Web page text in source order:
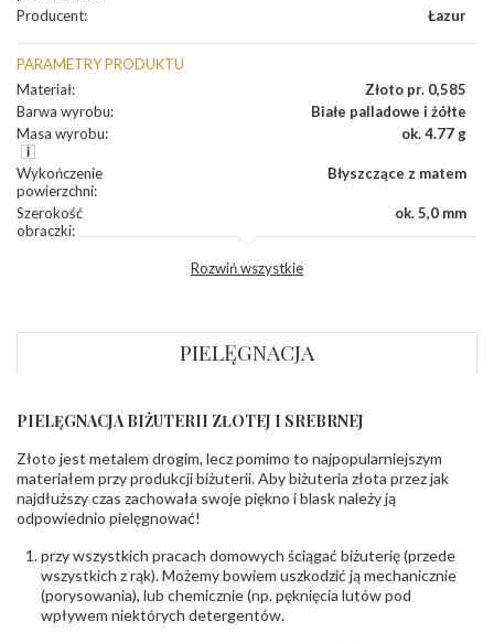
Producent: Łazur
PARAMETRY PRODUKTU
Materiał:
Złoto pr. 0,585
Barwa wyrobu:
Białe palladowe i żółte
Masa wyrobu: ok. 4.77 g
Wykończenie
powierzchni:
Błyszczące z matem
Szerokość
obrączki:
ok. 5,0 mm
INNE PARAMETRY
Producent
odpowiedzialny:
Łazur sp.j. Kowalowy 134 38-200 Jasło; NIP:
6850004631; tel.13 44 56 100;
biuro@obraczki.pl ,PZ Stelmach Sp. z o.o. ul.
Północna 22 45-805 Opole; NIP 7542889545;
Tel. +48 77 54 90 100; biuro@stelmach.pl
Bezpieczeństwo
- rodzaj
ostrzeżenia:
Nie nadaje się dla dzieci w wieku poniżej 3 lat
, Elementy w wyrobie wykonane z białego złota
zawierają nikiel
Rozwiń wszystkie
PIELĘGNACJA
PIELĘGNACJA BIŻUTERII ZŁOTEJ I SREBRNEJ
Złoto jest metalem drogim, lecz pomimo to najpopularniejszym
materiałem przy produkcji biżuterii. Aby biżuteria złota przez jak
najdłuższy czas zachowała swoje piękno i blask należy ją
odpowiednio pielęgnować!
przy wszystkich pracach domowych ściągać biżuterię (przede
wszystkich z rąk). Możemy bowiem uszkodzić ją mechanicznie
(porysowania), lub chemicznie (np. pęknięcia lutów pod
wpływem niektórych detergentów.